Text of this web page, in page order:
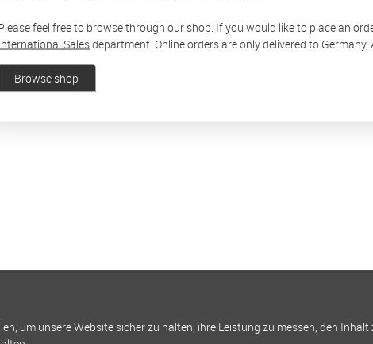
feel free to browse through our shop. If you would like to place an
Salesdepartment. Online orders are only delivered to
Browse shop
um unsere Website sicher zu halten, ihre Leistung zu messen, den